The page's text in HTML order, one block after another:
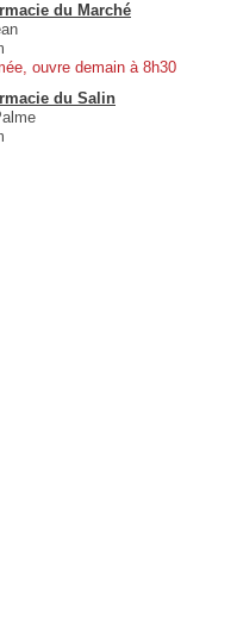
du Marché
ouvre demain à 8h30
du Salin